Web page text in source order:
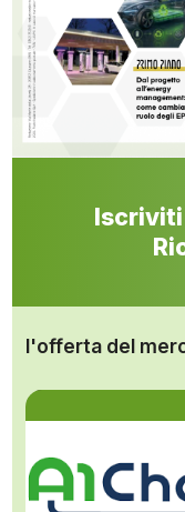
l'offerta del